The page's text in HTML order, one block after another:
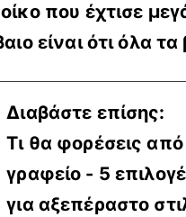
που έχτισε
είναι ότι όλα
Διαβάστε επίσης:
Τι θα φορέσεις
γραφείο - 5
για αξεπέραστο